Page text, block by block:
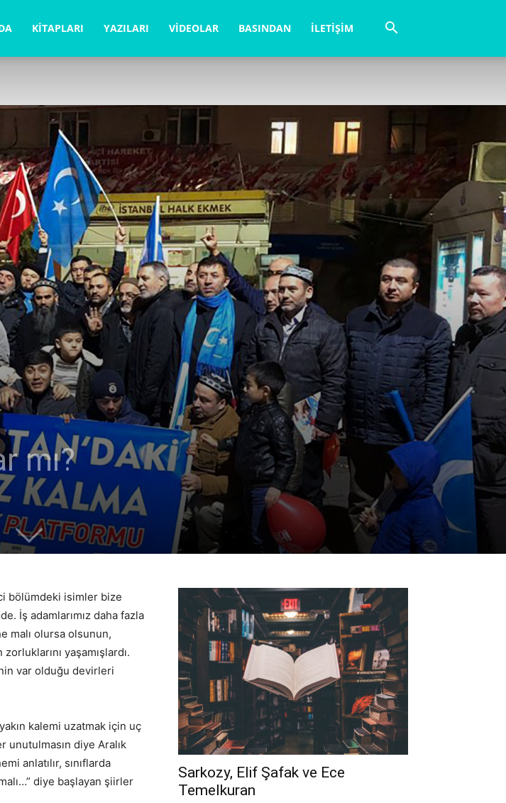
KITAPLARI YAZILARI VIDEOLAR BASINDAN İLETIŞIM
mı?
bölümdeki isimler bize
İş adamlarımız daha fazla
malı olursa olsunun,
yaşamışlardı.
var olduğu devirleri
kalemi uzatmak için uç
unutulmasın diye Aralık
anlatılır, sınıflarda
diye başlayan şiirler
Sarkozy, Elif Şafak ve Ece
Temelkuran